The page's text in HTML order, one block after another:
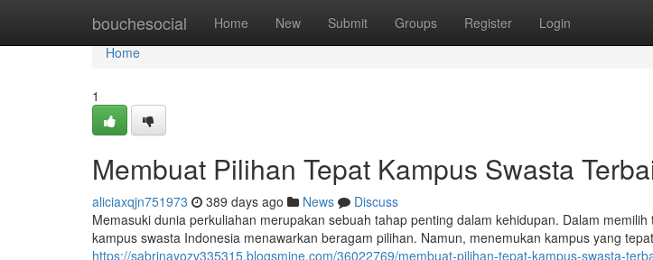
bouchesocial Home New Submit Groups Register Login
Home
Home
1
Membuat Pilihan Tepat Kampus Swasta
aliciaxqjn751973 389 days ago News
Discuss
Memasuki dunia perkuliahan merupakan sebuah tahap penting dalam kehidupan. Dalam
kampus swasta Indonesia menawarkan beragam pilihan. Namun, menemukan kampus yang
https://sabrinayozv335315.blogsmine.com/36022769/membuat-pilihan-tepat-kampus-swasta-